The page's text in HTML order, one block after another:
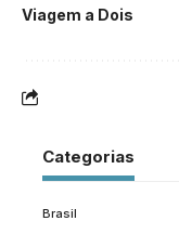
Viagem a Dois
Categorias
Brasil